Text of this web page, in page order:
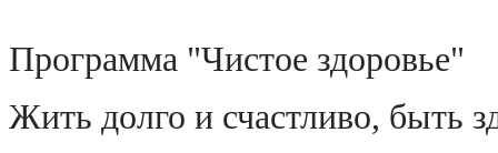
Программа "Чистое здоровье"
Жить долго и счастливо, быть